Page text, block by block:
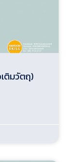
เติมวัตถุ)